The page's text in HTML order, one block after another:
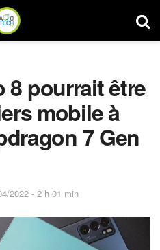
8 pourrait être
mobile à
7 Gen
2022 - 2 h 01 min